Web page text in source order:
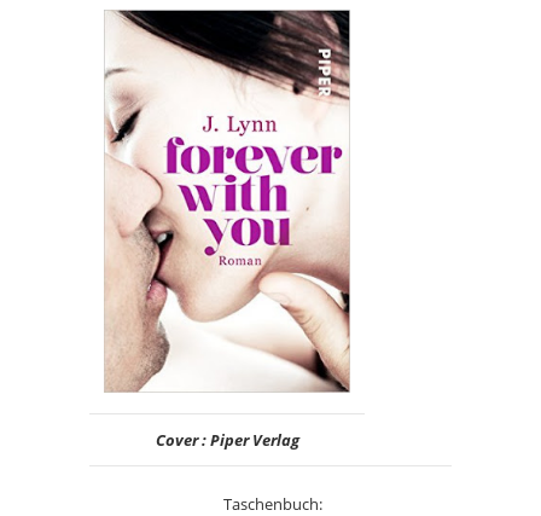
Cover : Piper Verlag
Taschenbuch: